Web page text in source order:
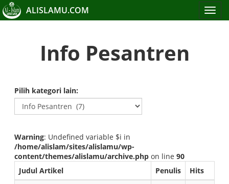
Toggle
ALISLAMU.COM
Info Pesantren
Pilih kategori lain:
Warning: Undefined variable $i in
/home/alislam/sites/alislamu/wp-
content/themes/alislamu/archive.php on line 90
Judul Artikel
Penulis
Hits